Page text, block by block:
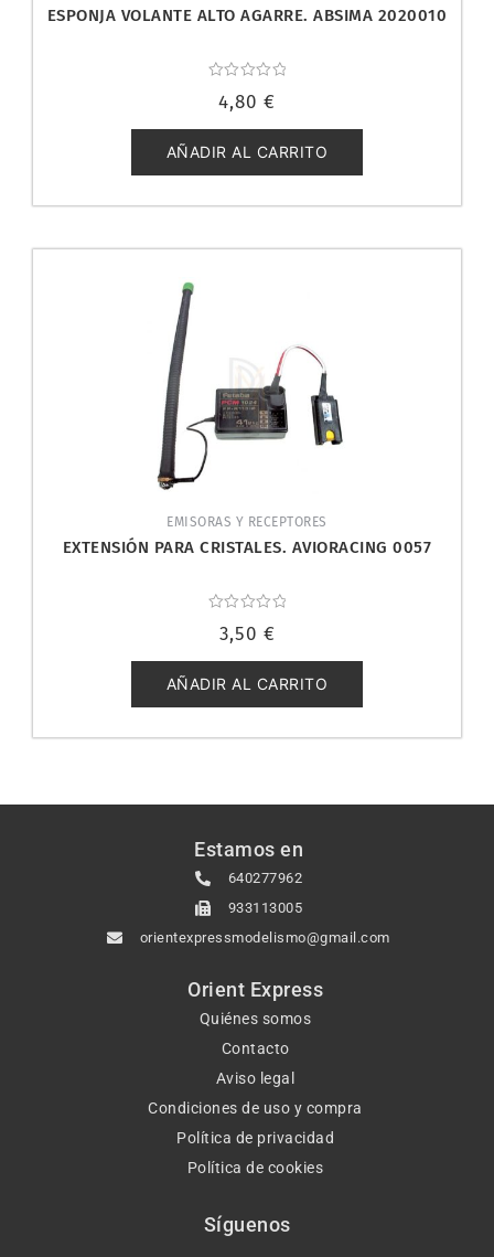
ESPONJA VOLANTE ALTO AGARRE. ABSIMA 2020010
con
de
5
4,80 €
AÑADIR AL CARRITO
EMISORAS Y RECEPTORES
EXTENSIÓN PARA CRISTALES. AVIORACING 0057
con
de
5
3,50 €
AÑADIR AL CARRITO
Estamos en
640277962
933113005
orientexpressmodelismo@gmail.com
Orient Express
Quiénes somos
Contacto
Aviso legal
Condiciones de uso y compra
Política de privacidad
Política de cookies
Síguenos